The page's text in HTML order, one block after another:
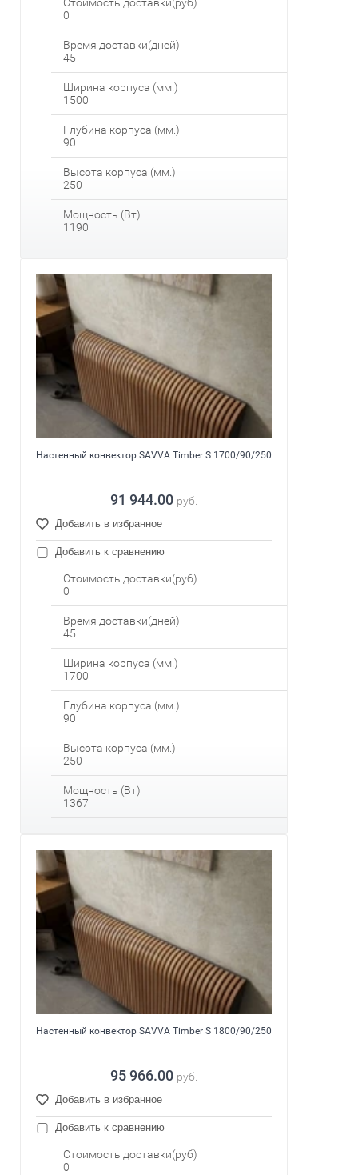
Стоимость доставки(руб)
0
Время доставки(дней)
45
Ширина корпуса (мм.)
1500
Глубина корпуса (мм.)
90
Высота корпуса (мм.)
250
Мощность (Вт)
1190
Настенный конвектор SAVVA Timber S 1700/90/250
91 944.00 руб.
Добавить в избранное
Добавить к сравнению
Стоимость доставки(руб)
0
Время доставки(дней)
45
Ширина корпуса (мм.)
1700
Глубина корпуса (мм.)
90
Высота корпуса (мм.)
250
Мощность (Вт)
1367
Настенный конвектор SAVVA Timber S 1800/90/250
95 966.00 руб.
Добавить в избранное
Добавить к сравнению
Стоимость доставки(руб)
0